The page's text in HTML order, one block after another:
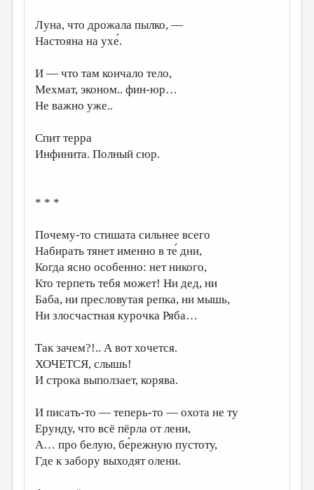
Луна, что дрожала пылко, —
Настояна на ухе́.
И — что там кончало тело,
Мехмат, эконом.. фин-юр…
Не важно уже..
Спит терра
Инфинита. Полный сюр.
* * *
Почему-то стишата сильнее всего
Набирать тянет именно в те́ дни,
Когда ясно особенно: нет никого,
Кто терпеть тебя может! Ни дед, ни
Баба, ни пресловутая репка, ни мышь,
Ни злосчастная курочка Ряба…
Так зачем?!.. А вот хочется.
ХОЧЕТСЯ, слышь!
И строка выползает, корява.
И писать-то — теперь-то — охота не ту
Ерунду, что всё пёрла от лени,
А… про белую, бе́режную пустоту,
Где к забору выходят олени.